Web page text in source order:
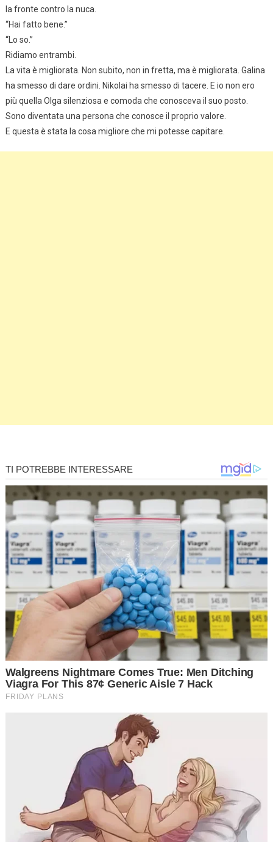
la fronte contro la nuca.
“Hai fatto bene.”
“Lo so.”
Ridiamo entrambi.
La vita è migliorata. Non subito, non in fretta, ma è migliorata. Galina
ha smesso di dare ordini. Nikolai ha smesso di tacere. E io non ero
più quella Olga silenziosa e comoda che conosceva il suo posto.
Sono diventata una persona che conosce il proprio valore.
E questa è stata la cosa migliore che mi potesse capitare.